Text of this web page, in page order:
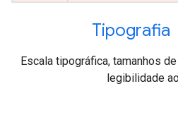
Tipografia
Escala tipográfica, tamanhos
legibilidade